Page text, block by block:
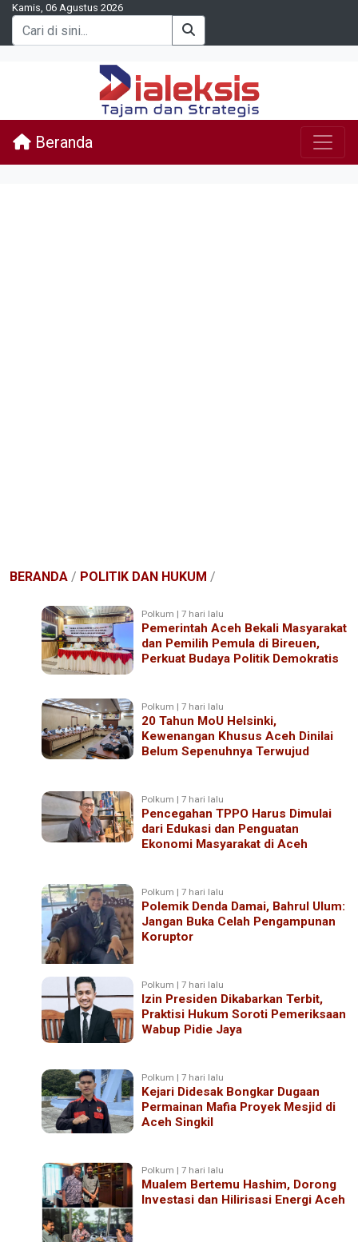
Kamis, 06 Agustus 2026
Beranda
BERANDA / POLITIK DAN HUKUM /
Polkum | 7 hari lalu
Pemerintah Aceh Bekali Masyarakat
dan Pemilih Pemula di Bireuen,
Perkuat Budaya Politik Demokratis
Polkum | 7 hari lalu
20 Tahun MoU Helsinki,
Kewenangan Khusus Aceh Dinilai
Belum Sepenuhnya Terwujud
Polkum | 7 hari lalu
Pencegahan TPPO Harus Dimulai
dari Edukasi dan Penguatan
Ekonomi Masyarakat di Aceh
Polkum | 7 hari lalu
Polemik Denda Damai, Bahrul Ulum:
Jangan Buka Celah Pengampunan
Koruptor
Polkum | 7 hari lalu
Izin Presiden Dikabarkan Terbit,
Praktisi Hukum Soroti Pemeriksaan
Wabup Pidie Jaya
Polkum | 7 hari lalu
Kejari Didesak Bongkar Dugaan
Permainan Mafia Proyek Mesjid di
Aceh Singkil
Polkum | 7 hari lalu
Mualem Bertemu Hashim, Dorong
Investasi dan Hilirisasi Energi Aceh